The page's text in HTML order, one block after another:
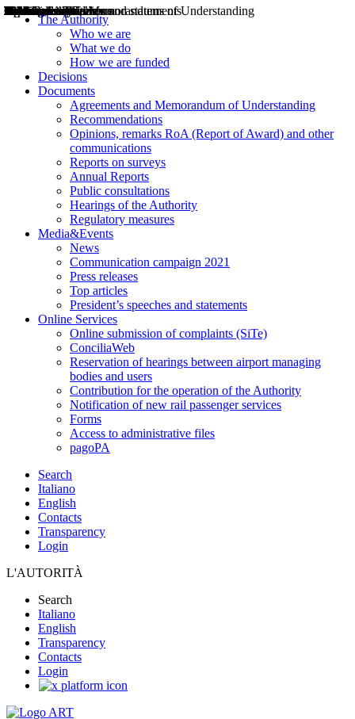
The Authority
Who we are
What we do
How we are funded
Decisions
Documents
Agreements and Memorandum of Understanding
Recommendations
Opinions, remarks RoA (Report of Award) and other
communications
Reports on surveys
Annual Reports
Public consultations
Hearings of the Authority
Regulatory measures
Media&Events
News
Communication campaign 2021
Press releases
Top articles
President’s speeches and statements
Online Services
Online submission of complaints (SiTe)
ConciliaWeb
Reservation of hearings between airport managing
bodies and users
Contribution for the operation of the Authority
Notification of new rail passenger services
Forms
Access to administrative files
pagoPA
Search
Italiano
English
Contacts
Transparency
Login
L'AUTORITÀ
Search
Italiano
English
Transparency
Contacts
Login
Decisions
Opinions
Public consultations
Hearings
Recommendations
Agreements and Memorandums of Understanding
Relazioni annuali
Misure di regolazione
News
Press Releases
Bollettini ART
Convegni ART
President’s interviews
Top articles
President’s speeches and statements
2004
2005
2010
2013
2014
2015
2016
2017
2018
2019
202
2020
2021
2022
2023
2024
2025
2026
Aereo
Marittimo
Terrestre